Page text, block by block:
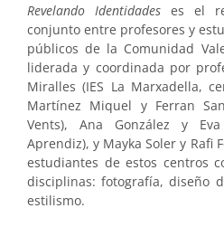
Revelando Identidades es el
conjunto entre profesores y
públicos de la Comunidad
liderada y coordinada por
Miralles (IES La Marxadella,
Martínez Miquel y Ferran
Vents), Ana González y
Aprendiz), y Mayka Soler y Rafi
estudiantes de estos centros
disciplinas: fotografía, diseño
estilismo.